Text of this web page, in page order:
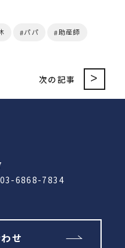
パパ 助産師
>
次の記事
6868-7834
せ